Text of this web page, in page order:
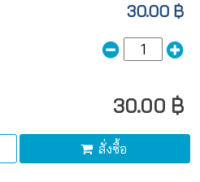
30.00 ฿
30.00 ฿
สั่งซื้อ